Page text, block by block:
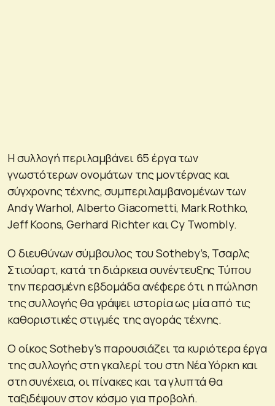
Η συλλογή περιλαμβάνει 65 έργα των
γνωστότερων ονομάτων της μοντέρνας και
σύγχρονης τέχνης, συμπεριλαμβανομένων των
Andy Warhol, Alberto Giacometti, Mark Rothko,
Jeff Koons, Gerhard Richter και Cy Twombly.
Ο διευθύνων σύμβουλος του Sotheby’s, Τσαρλς
Στιούαρτ, κατά τη διάρκεια συνέντευξης Τύπου
την περασμένη εβδομάδα ανέφερε ότι η πώληση
της συλλογής θα γράψει ιστορία ως μία από τις
καθοριστικές στιγμές της αγοράς τέχνης.
Ο οίκος Sotheby’s παρουσιάζει τα κυριότερα έργα
της συλλογής στη γκαλερί του στη Νέα Υόρκη και
στη συνέχεια, οι πίνακες και τα γλυπτά θα
ταξιδέψουν στον κόσμο για προβολή.